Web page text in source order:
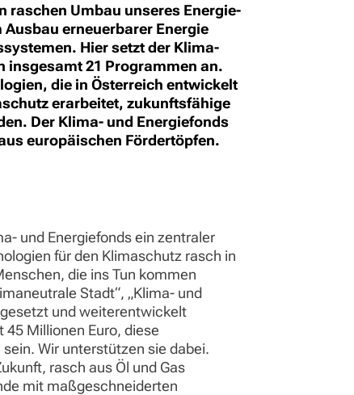
raschen Umbau unseres Energie-
erneuerbarer Energie
Hier setzt der Klima-
insgesamt 21 Programmen an.
die in Österreich entwickelt
erarbeitet, zukunftsfähige
Der Klima- und Energiefonds
europäischen Fördertöpfen.
und Energiefonds ein zentraler
für den Klimaschutz rasch in
die ins Tun kommen
Stadt“, „Klima- und
und weiterentwickelt
Millionen Euro, diese
Wir unterstützen sie dabei.
rasch aus Öl und Gas
mit maßgeschneiderten